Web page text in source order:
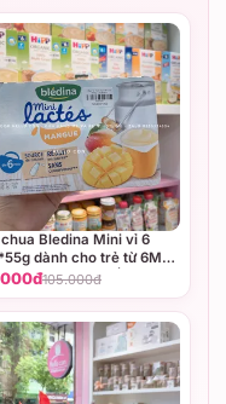
chua Bledina Mini vỉ 6
dành cho trẻ từ 6M+
vị Lê, vị Chuối, vị
105.000đ